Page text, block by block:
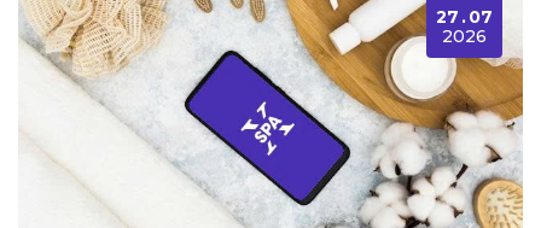
27 .07
2026